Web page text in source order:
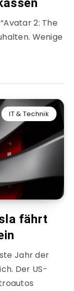
2: The
Wenige
IT & Technik
fährt
Jahr der
Der US-